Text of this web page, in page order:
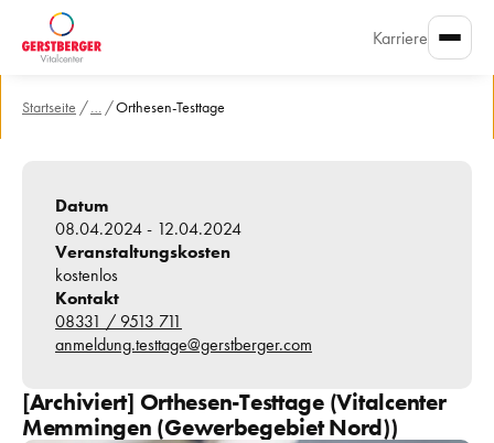
Karriere
Startseite /… /Orthesen-Testtage
[Archiviert] Orthesen-Testtage (Vitalcenter
Memmingen (Gewerbegebiet Nord))
Datum
08.04.2024 - 12.04.2024
Veranstaltungskosten
kostenlos
Kontakt
08331 / 9513 711
anmeldung.testtage@gerstberger.com